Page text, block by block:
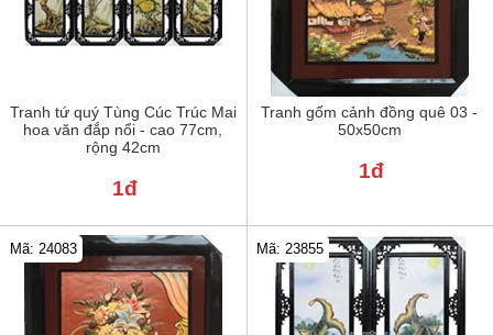
Tranh tứ quý Tùng Cúc Trúc Mai
hoa văn đắp nổi - cao 77cm,
rộng 42cm
1đ
Tranh gốm cảnh đồng quê 03 -
50x50cm
1đ
Mã: 24083 Mã: 23855